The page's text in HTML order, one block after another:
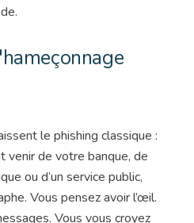
le phishing classique :
venir de votre banque, de
ou d’un service public,
Vous pensez avoir l’œil.
Vous vous croyez